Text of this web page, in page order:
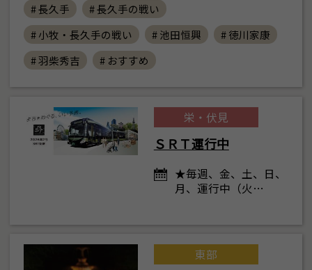
# 長久手
# 長久手の戦い
# 小牧・長久手の戦い
# 池田恒興
# 徳川家康
# 羽柴秀吉
# おすすめ
栄・伏見
ＳＲＴ運行中
★毎週、金、土、日、
月、運行中（火…
東部